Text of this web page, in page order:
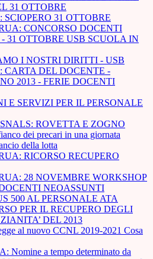
31 OTTOBRE
SCIOPERO 31 OTTOBRE
CONCORSO DOCENTI
31 OTTOBRE USB SCUOLA IN
I NOSTRI DIRITTI - USB
CARTA DEL DOCENTE -
2013 - FERIE DOCENTI
E SERVIZI PER IL PERSONALE
ROVETTA E ZOGNO
dei precari in una giornata
della lotta
RICORSO RECUPERO
28 NOVEMBRE WORKSHOP
NEOASSUNTI
500 AL PERSONALE ATA
PER IL RECUPERO DEGLI
DEL 2013
al nuovo CCNL 2019-2021 Cosa
Nomine a tempo determinato da